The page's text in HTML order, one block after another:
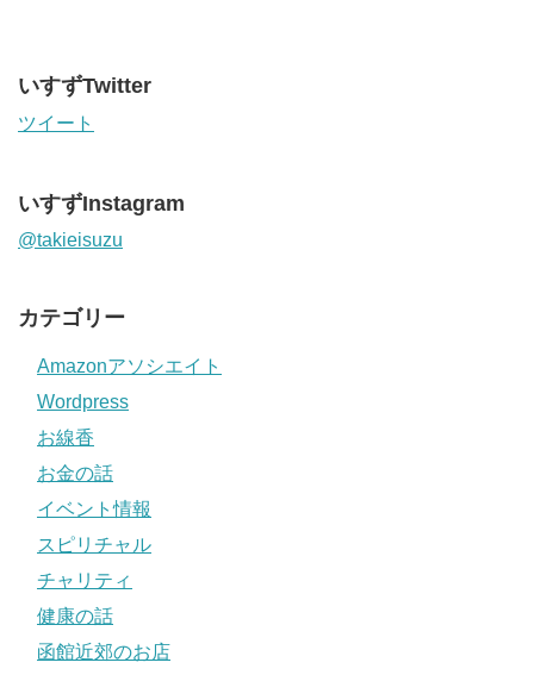
いすずTwitter
ツイート
いすずInstagram
@takieisuzu
カテゴリー
Amazonアソシエイト
Wordpress
お線香
お金の話
イベント情報
スピリチャル
チャリティ
健康の話
函館近郊のお店